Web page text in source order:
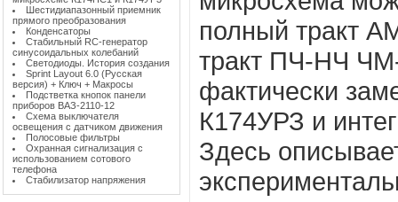
Шестидиапазонный приемник
прямого преобразования
Конденсаторы
Стабильный RC-генератор
синусоидальных колебаний
Светодиоды. История создания
Sprint Layout 6.0 (Русская
версия) + Ключ + Макросы
Подстветка кнопок панели
приборов ВАЗ-2110-12
Схема выключателя
освещения с датчиком движения
Полосовые фильтры
Охранная сигнализация с
использованием сотового
телефона
Стабилизатор напряжения
полный тракт
тракт ПЧ-НЧ
фактически
К174УРЗ и
Здесь